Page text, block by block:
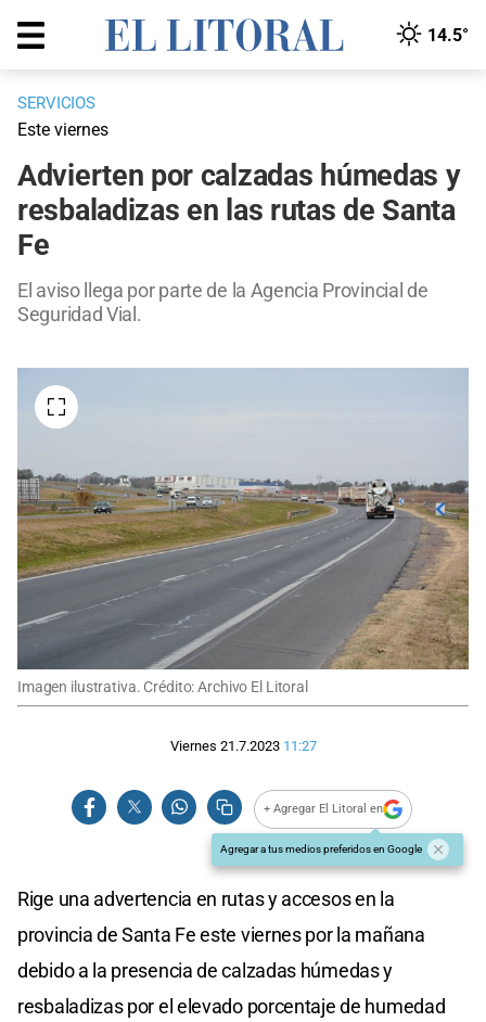
14.5°
SERVICIOS
Este viernes
Advierten por calzadas húmedas y
resbaladizas en las rutas de Santa
Fe
El aviso llega por parte de la Agencia Provincial de
Seguridad Vial.
Imagen ilustrativa. Crédito: Archivo El Litoral
Viernes 21.7.2023 11:27
+ Agregar El Litoral en
Agregar a tus medios preferidos en Google
Rige una advertencia en rutas y accesos en la
provincia de Santa Fe este viernes por la mañana
debido a la presencia de calzadas húmedas y
resbaladizas por el elevado porcentaje de humedad